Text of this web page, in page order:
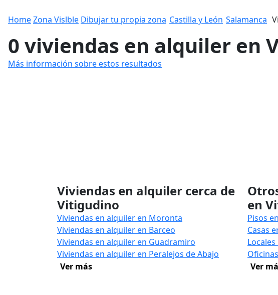
HomeZona Vislble Dibujar tu propia zona Castilla y León Salamanca
0 viviendas en alquiler en
Más información sobre estos resultados
Viviendas en alquiler cerca de
Vitigudino
Viviendas en alquiler en Moronta
Viviendas en alquiler en Barceo
Viviendas en alquiler en Guadramiro
Viviendas en alquiler en Peralejos de Abajo
Ver más
en
Pisos
Casas
Ver